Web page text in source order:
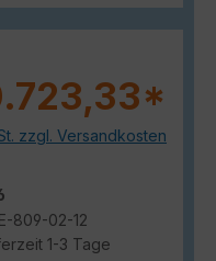
zzgl. Versandkosten
809-02-12
1-3 Tage